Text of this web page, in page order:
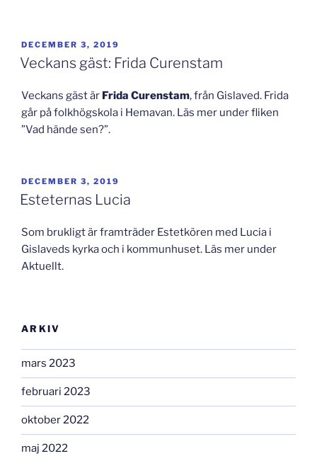
PUBLICERAT
DECEMBER 3, 2019
Veckans gäst: Frida Curenstam
Veckans gäst är Frida Curenstam, från Gislaved. Frida
går på folkhögskola i Hemavan. Läs mer under fliken
”Vad hände sen?”.
PUBLICERAT
DECEMBER 3, 2019
Esteternas Lucia
Som brukligt är framträder Estetkören med Lucia i
Gislaveds kyrka och i kommunhuset. Läs mer under
Aktuellt.
ARKIV
mars 2023
februari 2023
oktober 2022
maj 2022